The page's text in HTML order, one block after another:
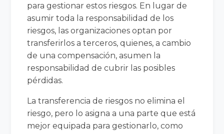
para gestionar estos riesgos. En lugar de
asumir toda la responsabilidad de los
riesgos, las organizaciones optan por
transferirlos a terceros, quienes, a cambio
de una compensación, asumen la
responsabilidad de cubrir las posibles
pérdidas.
La transferencia de riesgos no elimina el
riesgo, pero lo asigna a una parte que está
mejor equipada para gestionarlo, como